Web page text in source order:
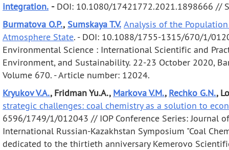
integration. - DOI: 10.1080/17421772.2021.1898666 //
Burmatova O.P., Sumskaya T.V. Analysis of the
Atmosphere State. - DOI: 10.1088/1755-1315/670/1/
Environmental Science : International Scientific and
Environment, and Sustainability. 22-23 October 2020,
Volume 670. - Article number: 12024.
Kryukov V.A., Fridman Yu.A., Markova V.M., Rechko G.N.,
strategic challenges: coal chemistry as a solution to
6596/1749/1/012043 // IOP Conference Series: Journal
International Russian-Kazakhstan Symposium "Coal
dedicated to the thirtieth anniversary Kemerovo